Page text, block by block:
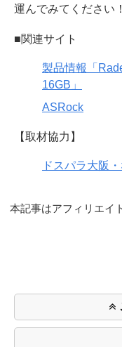
運んでみてください！
■関連サイト
製品情報「
16GB」
ASRock
【取材協力】
ドスパラ大阪
本記事はアフィリエイ